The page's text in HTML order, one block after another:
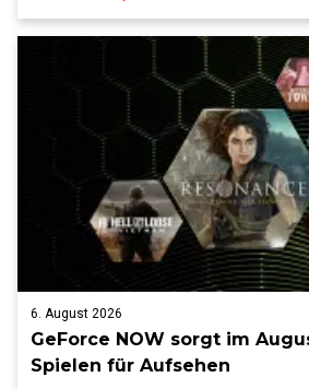
6. August 2026
GeForce NOW sorgt im
Spielen für Aufsehen